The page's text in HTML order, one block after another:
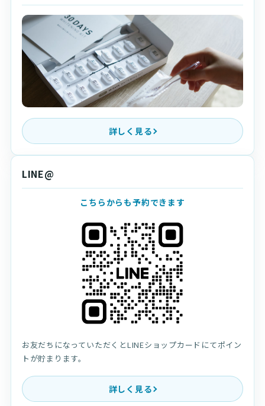
詳しく見る
LINE@
こちらからも予約できます
お友だちになっていただくとLINEショップカードにてポイン
トが貯まります。
詳しく見る